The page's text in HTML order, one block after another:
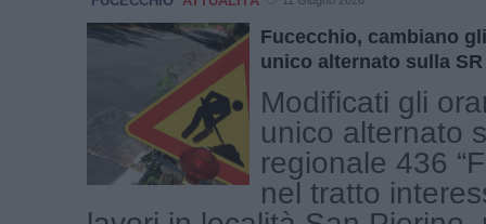
Fucecchio, cambiano
unico alternato sulla
Modificati gli
unico alternato
regionale 436
nel tratto